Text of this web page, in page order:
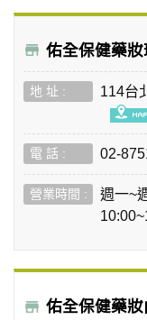
佑全保健藥
114台
02-
週一~
佑全保健藥